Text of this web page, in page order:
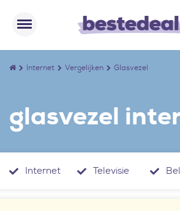
Internet Vergelijken Glasvezel
glasvezel
Internet Televisie